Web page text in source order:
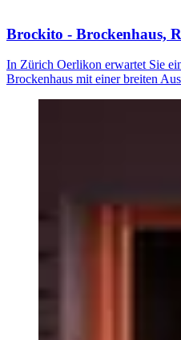
Brockito - Brockenhaus,
In Zürich Oerlikon erwartet Sie
Brockenhaus mit einer breiten